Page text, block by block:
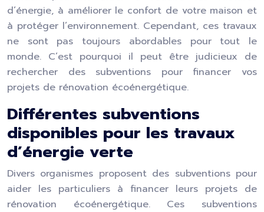
d’énergie, à améliorer le confort de votre maison et
à protéger l’environnement. Cependant, ces travaux
ne sont pas toujours abordables pour tout le
monde. C’est pourquoi il peut être judicieux de
rechercher des subventions pour financer vos
projets de rénovation écoénergétique.
Différentes subventions
disponibles pour les travaux
d’énergie verte
Divers organismes proposent des subventions pour
aider les particuliers à financer leurs projets de
rénovation écoénergétique. Ces subventions